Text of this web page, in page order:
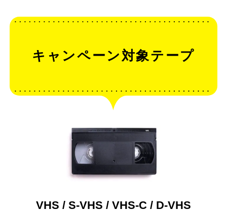
キャンペーン対象テープ
VHS / S-VHS / VHS-C / D-VHS